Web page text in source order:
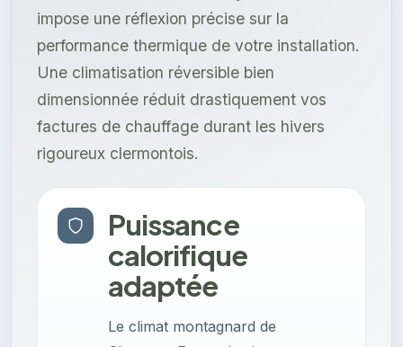
impose une réflexion précise sur la
performance thermique de votre installation.
Une climatisation réversible bien
dimensionnée réduit drastiquement vos
factures de chauffage durant les hivers
rigoureux clermontois.
Puissance
calorifique
adaptée
Le climat montagnard de